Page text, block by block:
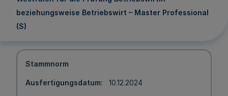
beziehungsweise Betriebswirt – Master Professional
(S)
Stammnorm
Ausfertigungsdatum 10.12.2024